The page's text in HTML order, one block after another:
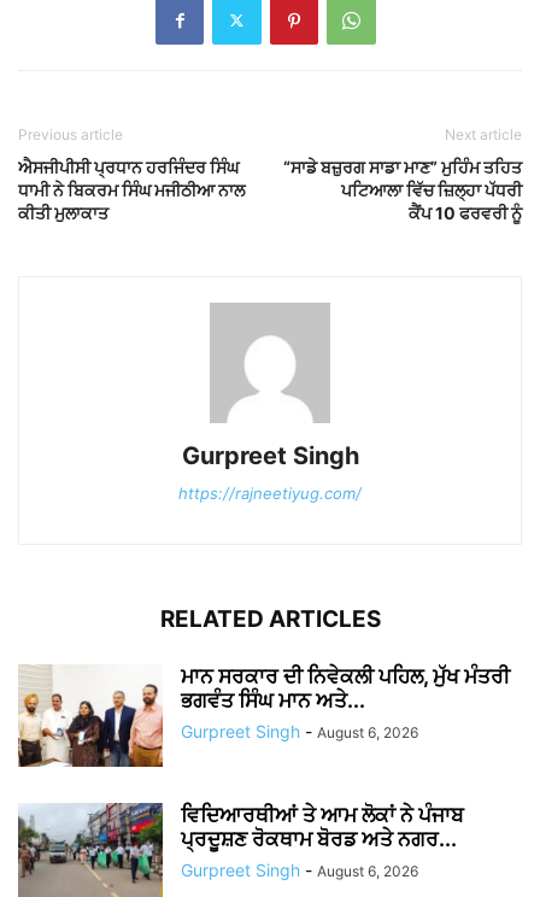
Previous article
ਐਸਜੀਪੀਸੀ ਪ੍ਰਧਾਨ ਹਰਜਿੰਦਰ ਸਿੰਘ
ਧਾਮੀ ਨੇ ਬਿਕਰਮ ਸਿੰਘ ਮਜੀਠੀਆ ਨਾਲ
ਕੀਤੀ ਮੁਲਾਕਾਤ
Next article
“ਸਾਡੇ ਬਜ਼ੁਰਗ ਸਾਡਾ ਮਾਣ” ਮੁਹਿੰਮ ਤਹਿਤ
ਪਟਿਆਲਾ ਵਿੱਚ ਜ਼ਿਲ੍ਹਾ ਪੱਧਰੀ
ਕੈਂਪ 10 ਫਰਵਰੀ ਨੂੰ
Gurpreet Singh
https://rajneetiyug.com/
RELATED ARTICLES
ਮਾਨ ਸਰਕਾਰ ਦੀ ਨਿਵੇਕਲੀ ਪਹਿਲ, ਮੁੱਖ ਮੰਤਰੀ
ਭਗਵੰਤ ਸਿੰਘ ਮਾਨ ਅਤੇ...
Gurpreet Singh - August 6, 2026
ਵਿਦਿਆਰਥੀਆਂ ਤੇ ਆਮ ਲੋਕਾਂ ਨੇ ਪੰਜਾਬ
ਪ੍ਰਦੂਸ਼ਣ ਰੋਕਥਾਮ ਬੋਰਡ ਅਤੇ ਨਗਰ...
Gurpreet Singh - August 6, 2026